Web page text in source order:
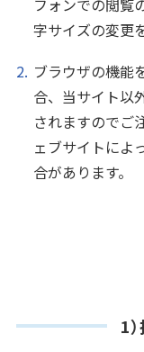
フォンでの閲覧
字サイズの変更
ブラウザの機能
合、当サイト以
されますのでご
ェブサイトによ
合があります。
1